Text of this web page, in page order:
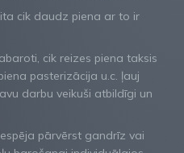
cik daudz piena ar to ir
cik reizes piena taksis
pasterizācija u.c. ļauj
darbu veikuši atbildīgi un
pārvērst gandrīz vai